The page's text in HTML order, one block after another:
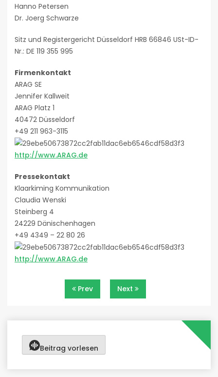
Hanno Petersen
Dr. Joerg Schwarze
Sitz und Registergericht Düsseldorf HRB 66846 USt-ID-
Nr.: DE 119 355 995
Firmenkontakt
ARAG SE
Jennifer Kallweit
ARAG Platz 1
40472 Düsseldorf
+49 211 963-3115
http://www.ARAG.de
Pressekontakt
Klaarkiming Kommunikation
Claudia Wenski
Steinberg 4
24229 Dänischenhagen
+49 4349 – 22 80 26
http://www.ARAG.de
Beitragsnavigation
Prev Next
Beitrag vorlesen